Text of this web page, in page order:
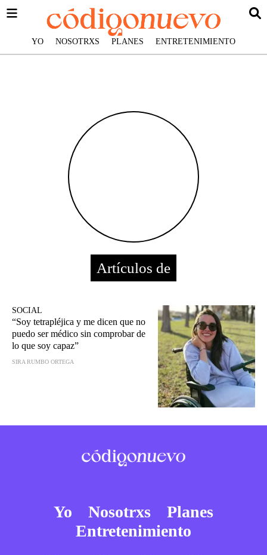
YO NOSOTRXS PLANES ENTRETENIMIENTO
Artículos de
SOCIAL
“Soy tetrapléjica y me dicen que no
puedo ser médico sin comprobar de
lo que soy capaz”
SIRA RUMBO ORTEGA
Yo Nosotrxs
Planes
Entretenimiento